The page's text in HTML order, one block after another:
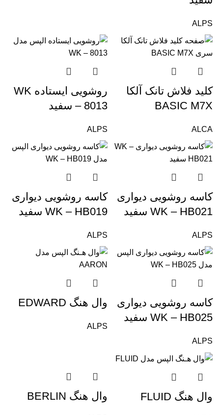
ALPS
کلید فلاش تانک آلکا
BASIC M7X
ALCA
روشویی ایستاده WK
– 8013 سفید
ALPS
کاسه روشویی دیواری
WK – HB021 سفید
ALPS
کاسه روشویی دیواری
WK – HB019 سفید
ALPS
کاسه روشویی دیواری
WK – HB025 سفید
ALPS
وال هنگ EDWARD
ALPS
وال هنگ FLUID وال هنگ BERLIN